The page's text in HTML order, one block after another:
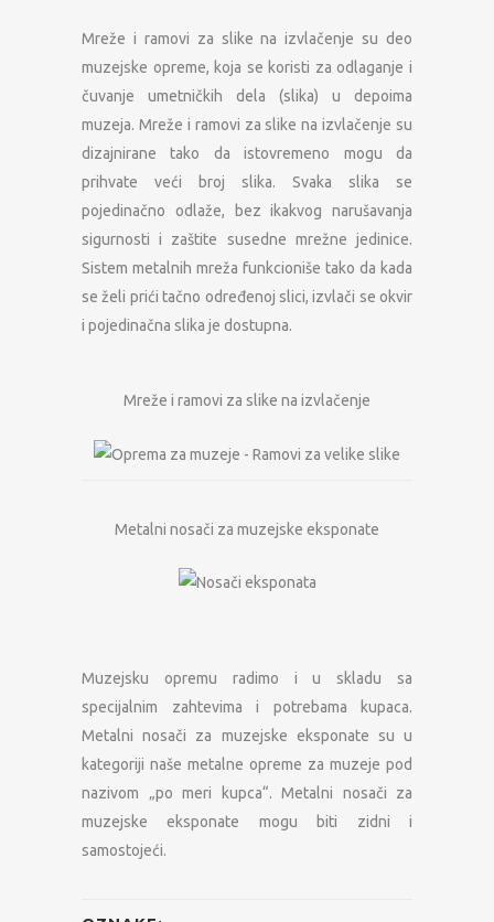
Mreže i ramovi za slike na izvlačenje su deo
muzejske opreme, koja se koristi za odlaganje i
čuvanje umetničkih dela (slika) u depoima
muzeja. Mreže i ramovi za slike na izvlačenje su
dizajnirane tako da istovremeno mogu da
prihvate veći broj slika. Svaka slika se
pojedinačno odlaže, bez ikakvog narušavanja
sigurnosti i zaštite susedne mrežne jedinice.
Sistem metalnih mreža funkcioniše tako da kada
se želi prići tačno određenoj slici, izvlači se okvir
i pojedinačna slika je dostupna.
Mreže i ramovi za slike na izvlačenje
Metalni nosači za muzejske eksponate
Muzejsku opremu radimo i u skladu sa
specijalnim zahtevima i potrebama kupaca.
Metalni nosači za muzejske eksponate su u
kategoriji naše metalne opreme za muzeje pod
nazivom „po meri kupca“. Metalni nosači za
muzejske eksponate mogu biti zidni i
samostojeći.